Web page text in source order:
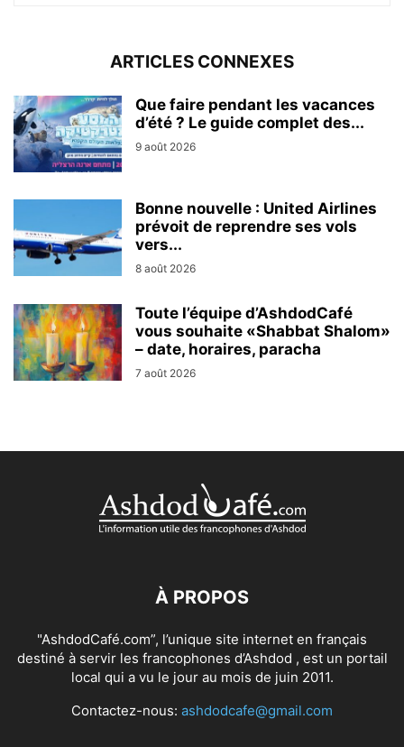
ARTICLES CONNEXES
Que faire pendant les vacances
d’été ? Le guide complet des...
9 août 2026
Bonne nouvelle : United Airlines
prévoit de reprendre ses vols
vers...
8 août 2026
Toute l’équipe d’AshdodCafé
vous souhaite «Shabbat Shalom»
– date, horaires, paracha
7 août 2026
À PROPOS
"AshdodCafé.com”, l’unique site internet en français
destiné à servir les francophones d’Ashdod , est un portail
local qui a vu le jour au mois de juin 2011.
Contactez-nous: ashdodcafe@gmail.com